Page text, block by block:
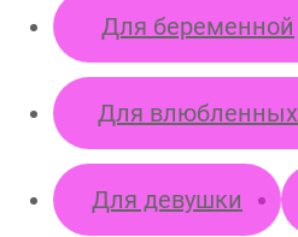
Для беременной
Для влюбленных
Для девушки